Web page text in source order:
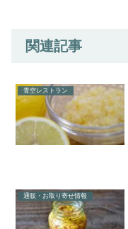
関連記事
青空レストラン
通販・お取り寄せ情報